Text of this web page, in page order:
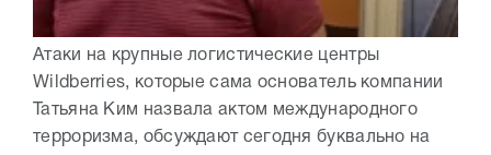
Атаки на крупные логистические центры
Wildberries, которые сама основатель компании
Татьяна Ким назвала актом международного
терроризма, обсуждают сегодня буквально на